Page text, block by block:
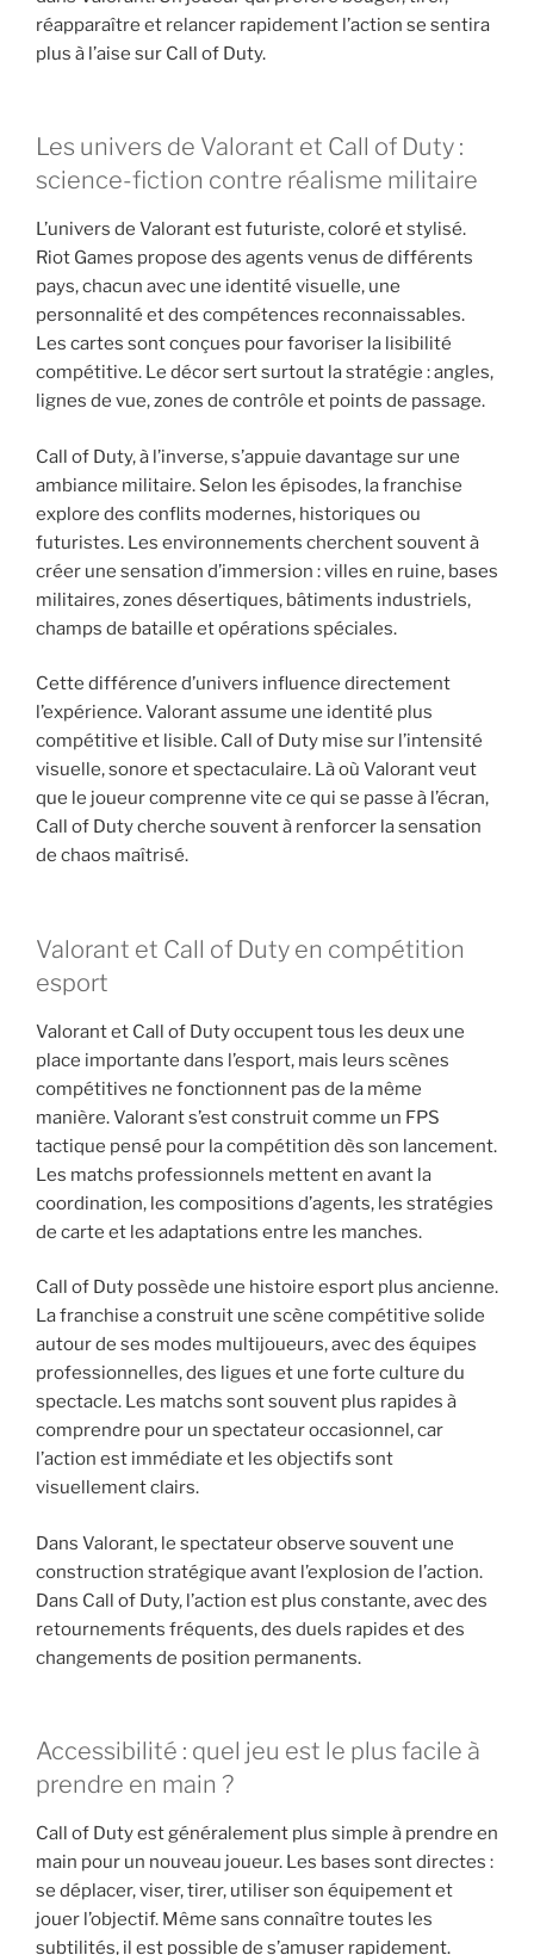
réapparaître et relancer rapidement l’action se sentira
plus à l’aise sur Call of Duty.
Les univers de Valorant et Call of Duty :
science-fiction contre réalisme militaire
L’univers de Valorant est futuriste, coloré et stylisé.
Riot Games propose des agents venus de différents
pays, chacun avec une identité visuelle, une
personnalité et des compétences reconnaissables.
Les cartes sont conçues pour favoriser la lisibilité
compétitive. Le décor sert surtout la stratégie : angles,
lignes de vue, zones de contrôle et points de passage.
Call of Duty, à l’inverse, s’appuie davantage sur une
ambiance militaire. Selon les épisodes, la franchise
explore des conflits modernes, historiques ou
futuristes. Les environnements cherchent souvent à
créer une sensation d’immersion : villes en ruine, bases
militaires, zones désertiques, bâtiments industriels,
champs de bataille et opérations spéciales.
Cette différence d’univers influence directement
l’expérience. Valorant assume une identité plus
compétitive et lisible. Call of Duty mise sur l’intensité
visuelle, sonore et spectaculaire. Là où Valorant veut
que le joueur comprenne vite ce qui se passe à l’écran,
Call of Duty cherche souvent à renforcer la sensation
de chaos maîtrisé.
Valorant et Call of Duty en compétition
esport
Valorant et Call of Duty occupent tous les deux une
place importante dans l’esport, mais leurs scènes
compétitives ne fonctionnent pas de la même
manière. Valorant s’est construit comme un FPS
tactique pensé pour la compétition dès son lancement.
Les matchs professionnels mettent en avant la
coordination, les compositions d’agents, les stratégies
de carte et les adaptations entre les manches.
Call of Duty possède une histoire esport plus ancienne.
La franchise a construit une scène compétitive solide
autour de ses modes multijoueurs, avec des équipes
professionnelles, des ligues et une forte culture du
spectacle. Les matchs sont souvent plus rapides à
comprendre pour un spectateur occasionnel, car
l’action est immédiate et les objectifs sont
visuellement clairs.
Dans Valorant, le spectateur observe souvent une
construction stratégique avant l’explosion de l’action.
Dans Call of Duty, l’action est plus constante, avec des
retournements fréquents, des duels rapides et des
changements de position permanents.
Accessibilité : quel jeu est le plus facile à
prendre en main ?
Call of Duty est généralement plus simple à prendre en
main pour un nouveau joueur. Les bases sont directes :
se déplacer, viser, tirer, utiliser son équipement et
jouer l’objectif. Même sans connaître toutes les
subtilités, il est possible de s’amuser rapidement.